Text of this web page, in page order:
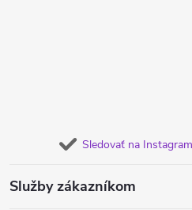
Sledovať na
Služby zákazníkom